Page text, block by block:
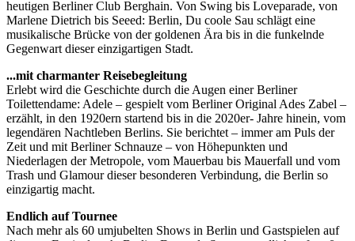
heutigen Berliner Club Berghain. Von Swing bis Loveparade, von
Marlene Dietrich bis Seeed: Berlin, Du coole Sau schlägt eine
musikalische Brücke von der goldenen Ära bis in die funkelnde
Gegenwart dieser einzigartigen Stadt.
...mit charmanter Reisebegleitung
Erlebt wird die Geschichte durch die Augen einer Berliner
Toilettendame: Adele – gespielt vom Berliner Original Ades Zabel –
erzählt, in den 1920ern startend bis in die 2020er- Jahre hinein, vom
legendären Nachtleben Berlins. Sie berichtet – immer am Puls der
Zeit und mit Berliner Schnauze – von Höhepunkten und
Niederlagen der Metropole, vom Mauerbau bis Mauerfall und vom
Trash und Glamour dieser besonderen Verbindung, die Berlin so
einzigartig macht.
Endlich auf Tournee
Nach mehr als 60 umjubelten Shows in Berlin und Gastspielen auf